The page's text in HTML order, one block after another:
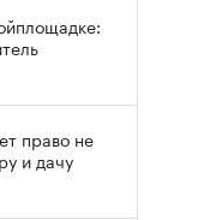
право не
и дачу